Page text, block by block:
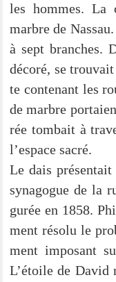
les hom­mes. La
marb­re de
à sept bran­ches.
déco­ré, se
te con­ten­ant les
de marb­re
rée tom­bait à
l’espace sacré.
Le dais
syn­ago­gue de la
gu­rée en 1858.
ment réso­lu le
ment impo­sant
L’étoile de David